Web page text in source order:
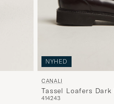
NYHED
CANALI
Tassel Loafers
414243